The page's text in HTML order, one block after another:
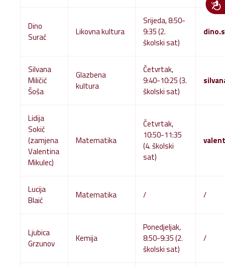
Dino
Surać
Likovna kultura
Srijeda, 8:50-
9:35 (2.
školski sat)
Silvana
Miličić
Šoša
Glazbena
kultura
Četvrtak,
9:40-10:25 (3.
školski sat)
Lidija
Sokić
(zamjena
Valentina
Mikulec)
Matematika
Četvrtak,
10:50-11:35
(4. školski
sat)
Lucija
Blaić
Matematika / /
Ljubica
Grzunov
Kemija
Ponedjeljak,
8:50-9:35 (2.
školski sat)
/